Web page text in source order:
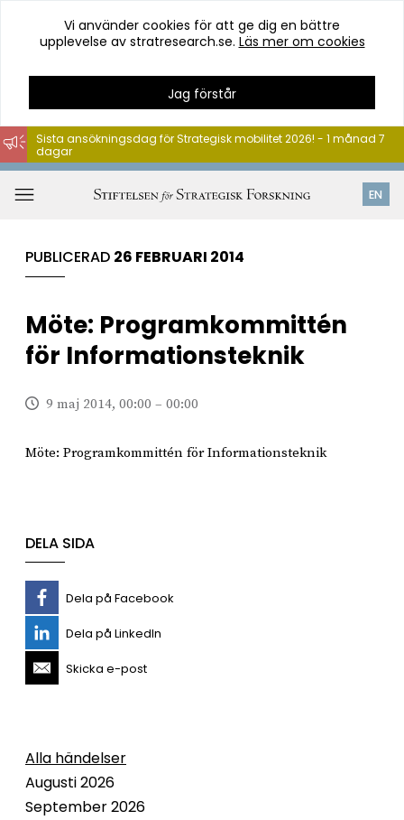
Hoppa
till
innehåll
Vi använder cookies för att ge dig en bättre
upplevelse av stratresearch.se. Läs mer om cookies
Jag förstår
EN
Sista ansökningsdag för Strategisk mobilitet 2026! - 1 månad 7
dagar
PUBLICERAD 26 FEBRUARI 2014
Möte: Programkommittén
för Informationsteknik
9 maj 2014, 00:00 – 00:00
Möte: Programkommittén för Informationsteknik
DELA SIDA
Dela på Facebook
Dela på LinkedIn
Skicka e-post
Alla händelser
Augusti 2026
September 2026